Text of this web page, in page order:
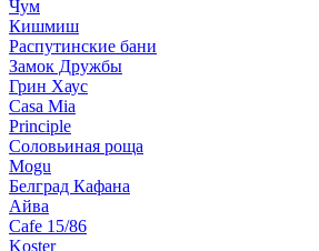
Чум
Кишмиш
Распутинские бани
Замок Дружбы
Грин Хаус
Casa Mia
Principle
Соловьиная роща
Mogu
Белград Кафана
Айва
Cafe 15/86
Koster